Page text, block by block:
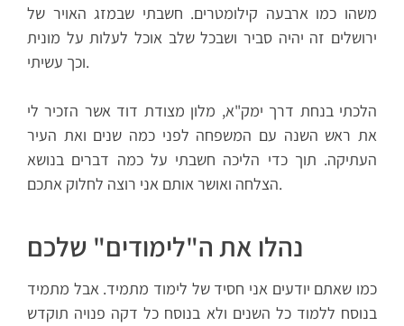
משהו כמו ארבעה קילומטרים. חשבתי שבמזג האויר של
ירושלים זה יהיה סביר ושבכל שלב אוכל לעלות על מונית
וכך עשיתי.
הלכתי בנחת דרך ימק"א, מלון מצודת דוד אשר הזכיר לי
את ראש השנה עם המשפחה לפני כמה שנים ואת העיר
העתיקה. תוך כדי הליכה חשבתי על כמה דברים בנושא
הצלחה ואושר אותם אני רוצה לחלוק אתכם.
נהלו את ה"לימודים" שלכם
כמו שאתם יודעים אני חסיד של לימוד מתמיד. אבל מתמיד
בנוסח ללמוד כל השנים ולא בנוסח כל דקה פנויה תוקדש